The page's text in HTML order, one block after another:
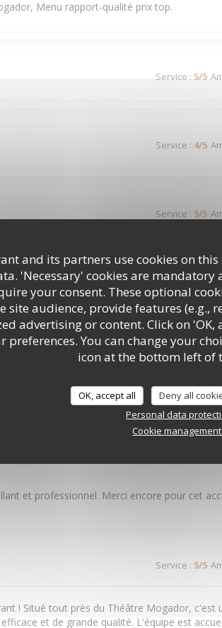
and its partners use cookies on
'Necessary' cookies are
your consent. These optional
site audience, provide features (e.g.,
advertising or content. Click on
preferences. You can change your
icon at the bottom left of
OK, accept all Deny all
Personal data
Cookie
Menu rapport-qualité prix top.
Service : 5/5
Service : 4/5
Service : 5/5
Service: 5/5
copieux et très gouteux. Je recommande
passé dans votre restaurant.
et professionnel. Merci encore pour cet
Service : 5/5
! Situé tout près du Théâtre Mogador,
et de grande qualité. L'équipe est